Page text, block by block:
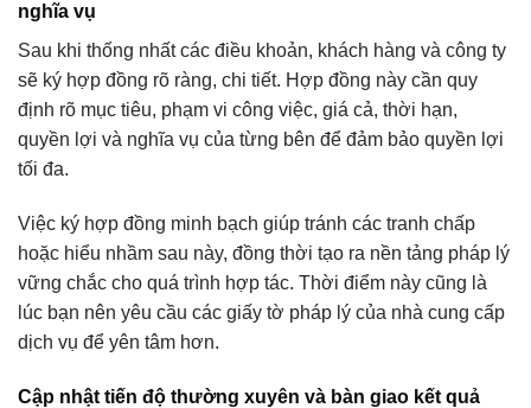
nghĩa vụ
Sau khi thống nhất các điều khoản, khách hàng và công ty
sẽ ký hợp đồng rõ ràng, chi tiết. Hợp đồng này cần quy
định rõ mục tiêu, phạm vi công việc, giá cả, thời hạn,
quyền lợi và nghĩa vụ của từng bên để đảm bảo quyền lợi
tối đa.
Việc ký hợp đồng minh bạch giúp tránh các tranh chấp
hoặc hiểu nhầm sau này, đồng thời tạo ra nền tảng pháp lý
vững chắc cho quá trình hợp tác. Thời điểm này cũng là
lúc bạn nên yêu cầu các giấy tờ pháp lý của nhà cung cấp
dịch vụ để yên tâm hơn.
Cập nhật tiến độ thường xuyên và bàn giao kết quả